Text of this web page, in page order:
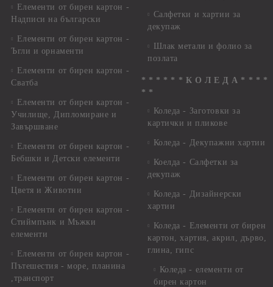
Елементи от бирен картон -
Надписи на български
Елементи от бирен картон -
Ъгли и орнаменти
Елементи от бирен картон -
Сватба
Елементи от бирен картон -
Училище, Дипломиране и
Завършване
Елементи от бирен картон -
Бебшки и Детски елементи
Елементи от бирен картон -
Цветя и Животни
Елементи от бирен картон -
Стиймпънк и Мъжки
елементи
Елементи от бирен картон -
Пътешестия - море, планина
,транспорт
Салфетки и хартии за
декупаж
Шлак метали и фолио за
позлата
* * * * * * К О Л Е Д А * * * *
* *
Коледа - Заготовки за
картички и пликове
Коледа - Декупажни хартии
Коелда - Салфетки за
декупаж
Коледа - Дизайнерски
хартии
Коледа - Eлементи от бирен
картон, хартия, акрил, дърво,
глина, гипс
Коледа - елементи от
бирен картон